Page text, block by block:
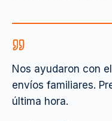
Nos ayudaron con
envíos familiares.
última hora.